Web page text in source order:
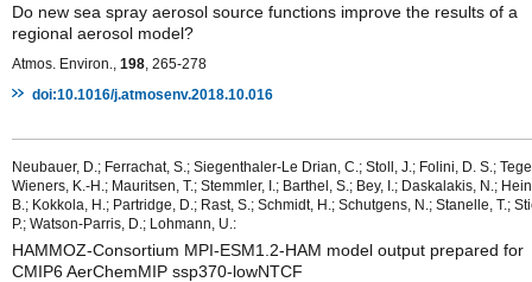
Do new sea spray aerosol source functions improve the results of a
regional aerosol model?
Atmos. Environ., 198 , 265-278
doi:10.1016/j.atmosenv.2018.10.016
Neubauer, D.; Ferrachat, S.; Siegenthaler-Le Drian, C.; Stoll, J.; Folini, D. S.;
Wieners, K.-H.; Mauritsen, T.; Stemmler, I.; Barthel, S.; Bey, I.; Daskalakis, N.;
B.; Kokkola, H.; Partridge, D.; Rast, S.; Schmidt, H.; Schutgens, N.; Stanelle, T.;
P.; Watson-Parris, D.; Lohmann, U.:
HAMMOZ-Consortium MPI-ESM1.2-HAM model output prepared for
CMIP6 AerChemMIP ssp370-lowNTCF